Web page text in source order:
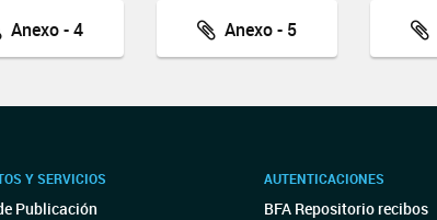
Anexo - 4 Anexo - 5
Y SERVICIOS
Publicación
AUTENTICACIONES
BFA Repositorio recibos